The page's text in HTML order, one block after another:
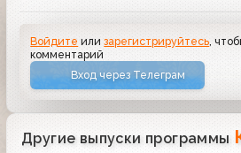
Войдите илизарегистрируйтесь ,
комментарий
Вход через Телеграм
Другие выпуски программы